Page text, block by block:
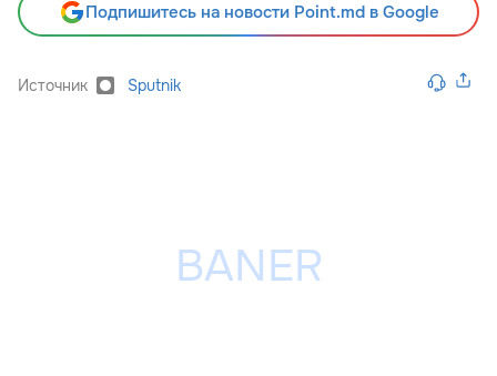
Подпишитесь на новости Point.md в Google
Источник Sputnik